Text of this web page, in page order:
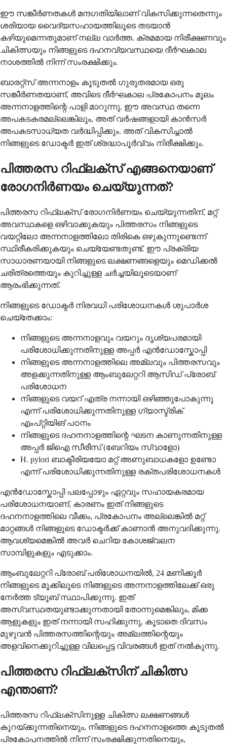
ഈ സങ്കീർണതകൾ മന്ദഗതിയിലാണ് വികസിക്കുന്നതെന്നും
ശരിയായ വൈദ്യസഹായത്തിലൂടെ തടയാൻ
കഴിയുമെന്നതുമാണ് നല്ല വാർത്ത. ക്രമമായ നിരീക്ഷണവും
ചികിത്സയും നിങ്ങളുടെ ദഹനവ്യവസ്ഥയെ ദീർഘകാല
നാശത്തിൽ നിന്ന് സംരക്ഷിക്കും.
ബാരറ്റ്സ് അന്നനാളം കൂടുതൽ ഗുരുതരമായ ഒരു
സങ്കീർണതയാണ്, അവിടെ ദീർഘകാല പ്രകോപനം മൂലം
അന്നനാളത്തിന്റെ പാളി മാറുന്നു. ഈ അവസ്ഥ തന്നെ
അപകടകരമല്ലെങ്കിലും, അത് വർഷങ്ങളായി കാൻസർ
അപകടസാധ്യത വർദ്ധിപ്പിക്കും. അത് വികസിച്ചാൽ
നിങ്ങളുടെ ഡോക്ടർ ഇത് ശ്രദ്ധാപൂർവ്വം നിരീക്ഷിക്കും.
പിത്തരസ റിഫ്ലക്സ് എങ്ങനെയാണ്
രോഗനിർണയം ചെയ്യുന്നത്?
പിത്തരസ റിഫ്ലക്സ് രോഗനിർണയം ചെയ്യുന്നതിന്, മറ്റ്
അവസ്ഥകളെ ഒഴിവാക്കുകയും പിത്തരസം നിങ്ങളുടെ
വയറ്റിലോ അന്നനാളത്തിലോ തിരികെ ഒഴുകുന്നുണ്ടെന്ന്
സ്ഥിരീകരിക്കുകയും ചെയ്യേണ്ടതുണ്ട്. ഈ പ്രക്രിയ
സാധാരണയായി നിങ്ങളുടെ ലക്ഷണങ്ങളെയും മെഡിക്കൽ
ചരിത്രത്തെയും കുറിച്ചുള്ള ചർച്ചയിലൂടെയാണ്
ആരംഭിക്കുന്നത്.
നിങ്ങളുടെ ഡോക്ടർ നിരവധി പരിശോധനകൾ ശുപാർശ
ചെയ്തേക്കാം:
നിങ്ങളുടെ അന്നനാളവും വയറും ദൃശ്യപരമായി
പരിശോധിക്കുന്നതിനുള്ള അപ്പർ എൻഡോസ്കോപ്പി
നിങ്ങളുടെ അന്നനാളത്തിലെ അമ്ലവും പിത്തരസവും
അളക്കുന്നതിനുള്ള ആംബുലേറ്ററി ആസിഡ് പ്രോബ്
പരിശോധന
നിങ്ങളുടെ വയറ് എത്ര നന്നായി ഒഴിഞ്ഞുപോകുന്നു
എന്ന് പരിശോധിക്കുന്നതിനുള്ള ഗ്യാസ്ട്രിക്
എംപ്റ്റിയിങ് പഠനം
നിങ്ങളുടെ ദഹനനാളത്തിന്റെ ഘടന കാണുന്നതിനുള്ള
അപ്പർ ജിഐ സീരീസ് (ബേറിയം സ്വാളോ)
H. pylori ബാക്ടീരിയയോ മറ്റ് അണുബാധകളോ ഉണ്ടോ
എന്ന് പരിശോധിക്കുന്നതിനുള്ള രക്തപരിശോധനകൾ
എൻഡോസ്കോപ്പി പലപ്പോഴും ഏറ്റവും സഹായകരമായ
പരിശോധനയാണ്, കാരണം ഇത് നിങ്ങളുടെ
ദഹനനാളത്തിലെ വീക്കം, പ്രകോപനം അല്ലെങ്കിൽ മറ്റ്
മാറ്റങ്ങൾ നിങ്ങളുടെ ഡോക്ടർക്ക് കാണാൻ അനുവദിക്കുന്നു.
ആവശ്യമെങ്കിൽ അവർ ചെറിയ കോശജ്വലന
സാമ്പിളുകളും എടുക്കാം.
ആംബുലേറ്ററി പ്രോബ് പരിശോധനയിൽ, 24 മണിക്കൂർ
നിങ്ങളുടെ മൂക്കിലൂടെ നിങ്ങളുടെ അന്നനാളത്തിലേക്ക് ഒരു
നേർത്ത ട്യൂബ് സ്ഥാപിക്കുന്നു. ഇത്
അസ്വസ്ഥതയുണ്ടാക്കുന്നതായി തോന്നുമെങ്കിലും, മിക്ക
ആളുകളും ഇത് നന്നായി സഹിക്കുന്നു, കൂടാതെ ദിവസം
മുഴുവൻ പിത്തരസത്തിന്റെയും അമ്ലത്തിന്റെയും
അളവിനെക്കുറിച്ചുള്ള വിലപ്പെട്ട വിവരങ്ങൾ ഇത് നൽകുന്നു.
പിത്തരസ റിഫ്ലക്സിന് ചികിത്സ
എന്താണ്?
പിത്തരസ റിഫ്ലക്സിനുള്ള ചികിത്സ ലക്ഷണങ്ങൾ
കുറയ്ക്കുന്നതിനെയും, നിങ്ങളുടെ ദഹനനാളത്തെ കൂടുതൽ
പ്രകോപനത്തിൽ നിന്ന് സംരക്ഷിക്കുന്നതിനെയും,